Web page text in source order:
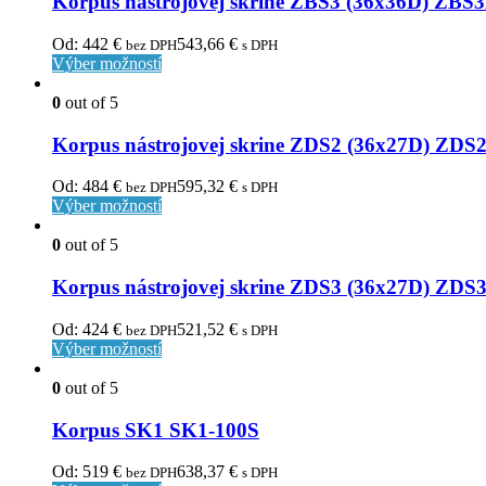
Od: 442 € bez DPH543,66 € s DPH
Výber možností
0 out of 5
Korpus nástrojovej skrine ZDS2 (36x27D)
Od: 484 € bez DPH595,32 € s DPH
Výber možností
0 out of 5
Korpus nástrojovej skrine ZDS3 (36x27D)
Od: 424 € bez DPH521,52 € s DPH
Výber možností
0 out of 5
Korpus SK1 SK1-100S
Od: 519 € bez DPH638,37 € s DPH